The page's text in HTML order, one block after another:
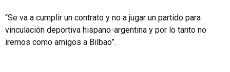
“Se va a cumplir un contrato y no a jugar un partido para
vinculación deportiva hispano-argentina y por lo tanto no
iremos como amigos a Bilbao”.